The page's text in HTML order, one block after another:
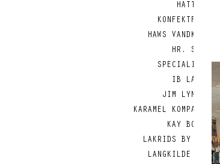
HATTESENS
KONFEKTFABRIK
HAWS VANDKANDER
HR. SKOV -
SPECIALITETER
IB LAURSEN
JIM LYNGVILD
KARAMEL KOMPAGNIET
KAY BOJESEN
LAKRIDS BY BÜLOW
LANGKILDE & SØN